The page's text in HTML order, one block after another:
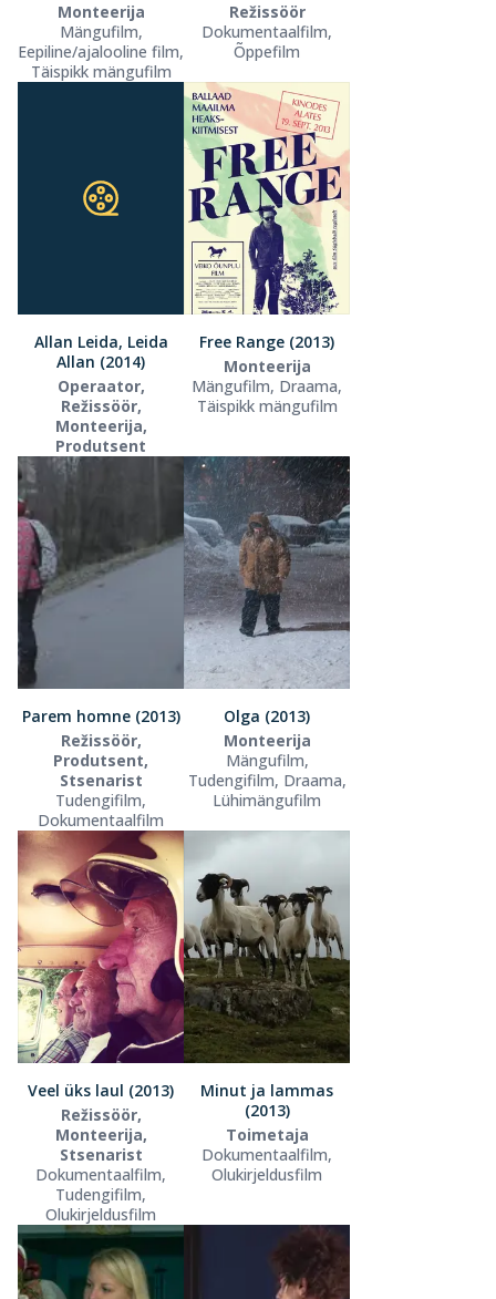
Monteerija
Mängufilm,
Eepiline/ajalooline film,
Täispikk mängufilm
Režissöör
Dokumentaalfilm,
Õppefilm
Allan Leida, Leida
Allan (2014)
Operaator,
Režissöör,
Monteerija,
Produtsent
Free Range (2013)
Monteerija
Mängufilm, Draama,
Täispikk mängufilm
Parem homne (2013)
Režissöör,
Produtsent,
Stsenarist
Tudengifilm,
Dokumentaalfilm
Olga (2013)
Monteerija
Mängufilm,
Tudengifilm, Draama,
Lühimängufilm
Veel üks laul (2013)
Režissöör,
Monteerija,
Stsenarist
Dokumentaalfilm,
Tudengifilm,
Olukirjeldusfilm
Minut ja lammas
(2013)
Toimetaja
Dokumentaalfilm,
Olukirjeldusfilm